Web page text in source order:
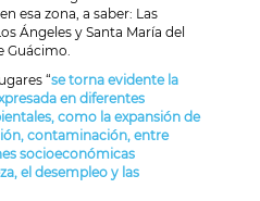
esa zona, a saber: Las
Ángeles y Santa María del
Guácimo.
“se torna evidente la
en diferentes
como la expansión de
contaminación, entre
socioeconómicas
el desempleo y las